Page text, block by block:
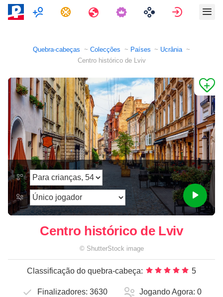
Multijogador
Tarefas Viagens Assinar
Quebra-cabeças Colecções Países
Ucrânia
Centro histórico de Lviv
Centro histórico de Lviv
© ShutterStock image
Classificação do quebra-cabeça: 5
Finalizadores: 3630 Jogando Agora: 0